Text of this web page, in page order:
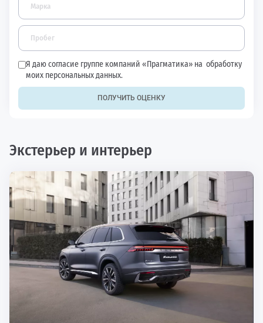
Я даю согласие группе компаний «Прагматика» на обработку
моих персональных данных.
ПОЛУЧИТЬ ОЦЕНКУ
Экстерьер и интерьер